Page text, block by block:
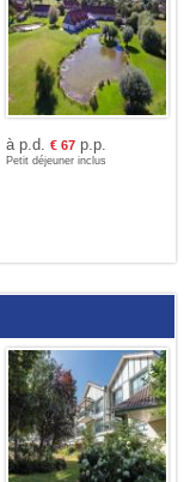
à p.d. € 67p.p.
Petit déjeuner inclus